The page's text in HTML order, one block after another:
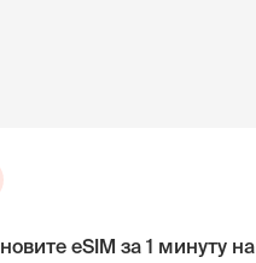
eSIM за 1 минуту на